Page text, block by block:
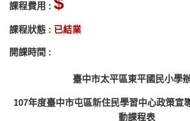
課程費用 :
課程狀態 : 已結業
開課時間 :
臺中市太平區東平國民小學
107年度臺中市屯區新住民學習中心政策宣
動課程表